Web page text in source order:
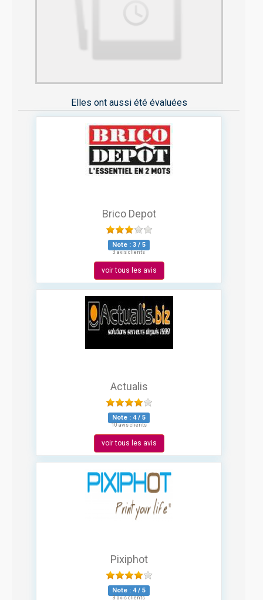
Elles ont aussi été évaluées
Brico Depot
Note : 3 / 5
3 avis clients
voir tous les avis
Actualis
Note : 4/ 5
10 avis clients
voir tous les avis
Pixiphot
Note : 4/ 5
3 avis clients